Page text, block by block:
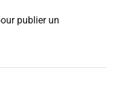
publier un